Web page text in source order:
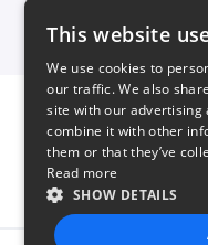
Good Dads Be Like...
$35
This website
We use cookies to
our traffic. We also
site with our advertising
combine it with other
them or that they’ve
Read more
SHOW DETAILS